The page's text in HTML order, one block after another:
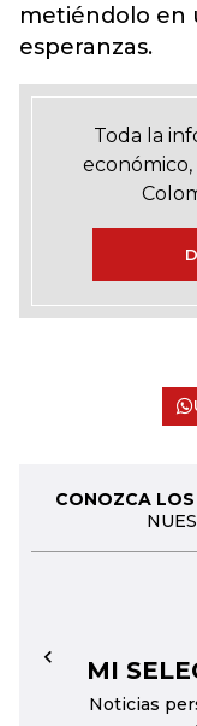
metiéndolo en
esperanzas.
Toda la
CONOZCA LOS
MI
Noticias
←